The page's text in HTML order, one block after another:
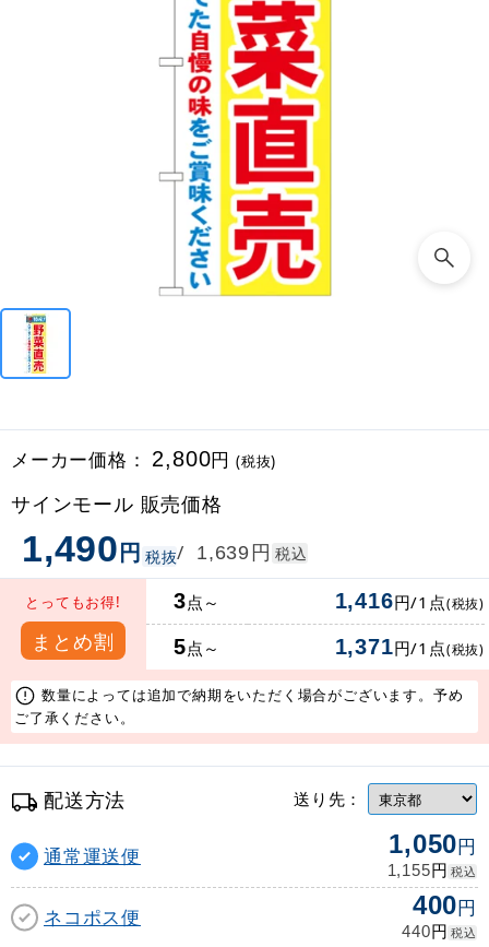
メーカー価格： 2,800円(税抜)
サインモール 販売価格
1,490円 税抜/ 1,639円 税込
とってもお得!
まとめ割
3点～ 1,416円/1点(税抜)
5点～ 1,371円/1点(税抜)
数量によっては追加で納期をいただく場合がございます。予め
ご了承ください。
配送方法 送り先：
通常運送便 1,050円
1,155円 税込
ネコポス便 400円
440円 税込